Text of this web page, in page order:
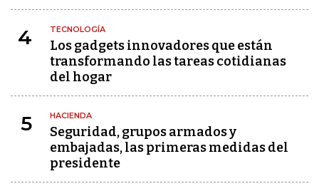
4 TECNOLOGÍA
Los gadgets innovadores que están
transformando las tareas cotidianas
del hogar
5 HACIENDA
Seguridad, grupos armados y
embajadas, las primeras medidas del
presidente